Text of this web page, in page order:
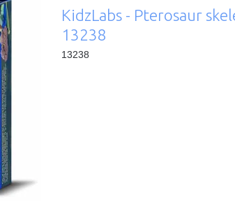
KidzLabs - Pterosaur
13238
13238